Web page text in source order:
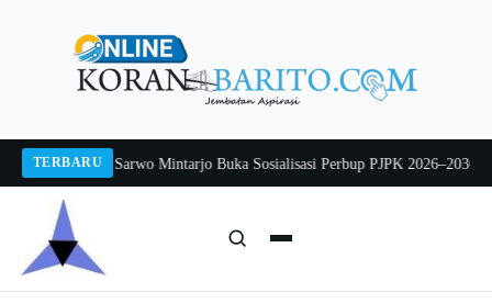
TERBARU
Pj Sekda Sarwo Mintarjo Buka Sosialisasi Perbup PJPK 2026–2030